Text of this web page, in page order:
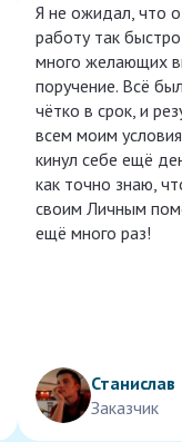
Я не ожидал, что
работу так
много желающих
поручение. Всё
чётко в срок, и
всем моим
кинул себе ещё
как точно знаю,
своим Личным
ещё много раз!
Станислав
Заказчик